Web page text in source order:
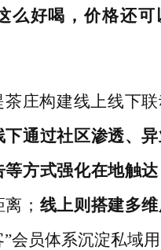
么好喝，价格还可
茶庄构建线上线下
下通过社区渗透、异
方式强化在地触达
； 线上则搭建多
”会员体系沉淀私域